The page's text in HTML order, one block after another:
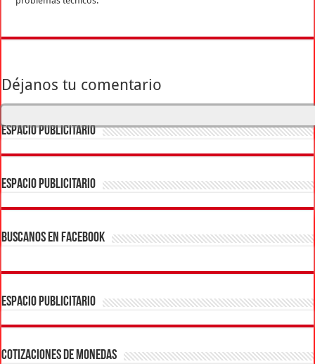
Déjanos tu comentario
ESPACIO PUBLICITARIO
ESPACIO PUBLICITARIO
BUSCANOS EN FACEBOOK
ESPACIO PUBLICITARIO
COTIZACIONES DE MONEDAS